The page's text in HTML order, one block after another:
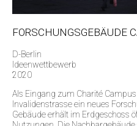
FORSCHUNGSGEBÄUDE
D-Berlin
Ideenwettbewerb
2020
Als Eingang zum Charité
Invalidenstrasse ein neues
Gebäude erhält im Erdgeschoss